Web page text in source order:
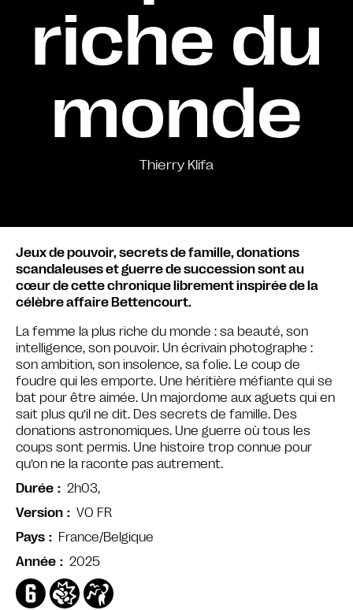
riche du
monde
Thierry Klifa
Jeux de pouvoir, secrets de famille, donations
scandaleuses et guerre de succession sont au
cœur de cette chronique librement inspirée de la
célèbre affaire Bettencourt.
La femme la plus riche du monde : sa beauté, son
intelligence, son pouvoir. Un écrivain photographe :
son ambition, son insolence, sa folie. Le coup de
foudre qui les emporte. Une héritière méfiante qui se
bat pour être aimée. Un majordome aux aguets qui en
sait plus qu’il ne dit. Des secrets de famille. Des
donations astronomiques. Une guerre où tous les
coups sont permis. Une histoire trop connue pour
qu’on ne la raconte pas autrement.
Durée
2h03,
Version
VO FR
Pays
France/Belgique
Année
2025